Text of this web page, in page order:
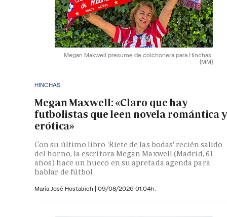
Megan Maxwell presume de colchonera para Hinchas.
(MM)
HINCHAS
Megan Maxwell: «Claro que hay
futbolistas que leen novela romántica y
erótica»
Con su último libro 'Ríete de las bodas' recién salido
del horno, la escritora Megan Maxwell (Madrid, 61
años) hace un hueco en su apretada agenda para
hablar de fútbol
María José Hostalrich | 09/08/2026 01:04h.